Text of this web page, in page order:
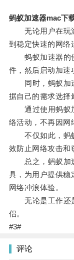
蚂蚁加速器mac下
无论用户在玩游
到稳定快速的网络
蚂蚁加速器的使
件，然后启动加速
同时，蚂蚁加速
据自己的需求选择
通过使用蚂蚁加
络活动，不再因网
不仅如此，蚂蚁
效防止网络攻击和
总之，蚂蚁加速
具，为用户提供稳
网络冲浪体验。
无论是工作还是
侣。
#3#
评论